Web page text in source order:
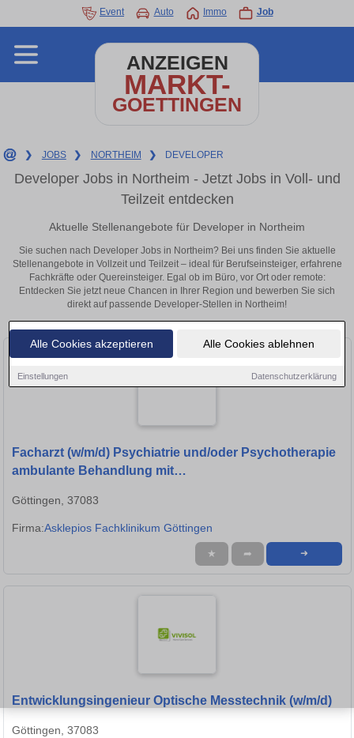
Alle Cookies akzeptieren Alle Cookies ablehnen
Einstellungen Datenschutzerklärung
Event Auto Immo Job
ANZEIGEN
MARKT-
GOETTINGEN
❯ JOBS ❯ NORTHEIM ❯ DEVELOPER
Developer Jobs in Northeim - Jetzt Jobs in Voll- und
Teilzeit entdecken
Aktuelle Stellenangebote für Developer in Northeim
Sie suchen nach Developer Jobs in Northeim? Bei uns finden Sie aktuelle
Stellenangebote in Vollzeit und Teilzeit – ideal für Berufseinsteiger, erfahrene
Fachkräfte oder Quereinsteiger. Egal ob im Büro, vor Ort oder remote:
Entdecken Sie jetzt neue Chancen in Ihrer Region und bewerben Sie sich
direkt auf passende Developer-Stellen in Northeim!
Facharzt (w/m/d) Psychiatrie und/oder Psychotherapie
ambulante Behandlung mit
Göttingen, 37083
Firma:Asklepios Fachklinikum Göttingen
★ ➦ ➜
Entwicklungsingenieur Optische Messtechnik (w/m/d)
Göttingen, 37083